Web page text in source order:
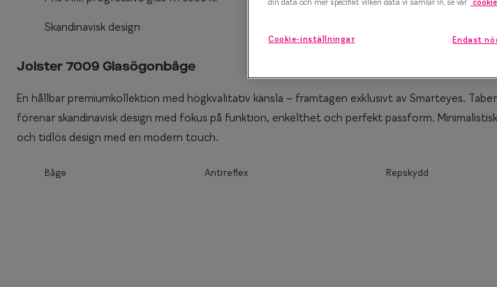
Smarteyes Summer Collection
Polariserande solglasögon
Skandinavisk design
Jolster 7009 Glasögonbåge
En hållbar premiumkollektion med högkvalitativ känsla – framtagen exklusivt av Smarteyes.
förenar skandinavisk design med fokus på funktion, enkelthet och perfekt passform.
och tidlös design med en modern touch.
Båge Antireflex Repskydd
din data och mer specifikt vilken data vi samlar in, se vår
Cookie-inställningar Endast